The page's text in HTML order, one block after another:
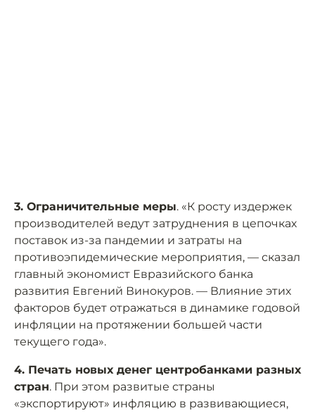
3. Ограничительные меры. «К росту издержек
производителей ведут затруднения в цепочках
поставок из-за пандемии и затраты на
противоэпидемические мероприятия, — сказал
главный экономист Евразийского банка
развития Евгений Винокуров. — Влияние этих
факторов будет отражаться в динамике годовой
инфляции на протяжении большей части
текущего года».
4. Печать новых денег центробанками разных
стран. При этом развитые страны
«экспортируют» инфляцию в развивающиеся,